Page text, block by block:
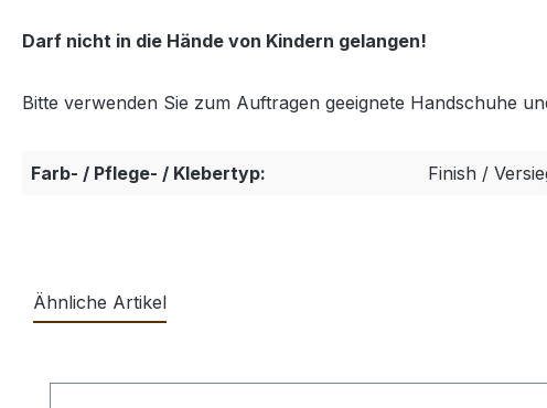
Darf nicht in die Hände von Kindern gelangen!
Bitte verwenden Sie zum Auftragen geeignete Handschuhe
Farb- / Pflege- / Klebertyp: Finish /
Ähnliche Artikel